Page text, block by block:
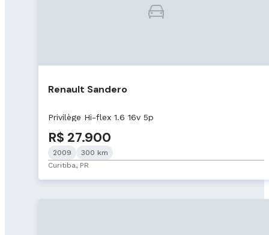
Renault Sandero
Privilège Hi-flex 1.6 16v 5p
R$ 27.900
2009
300 km
Curitiba, PR